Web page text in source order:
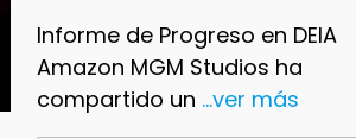
Informe de Progreso en DEIA
Amazon MGM Studios ha
compartido un ...ver más